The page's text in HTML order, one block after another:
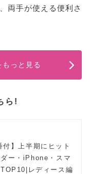
両手が使える便利さ
っと見る
ら!
付】上半期にヒット
ー・iPhone・スマ
レディース編